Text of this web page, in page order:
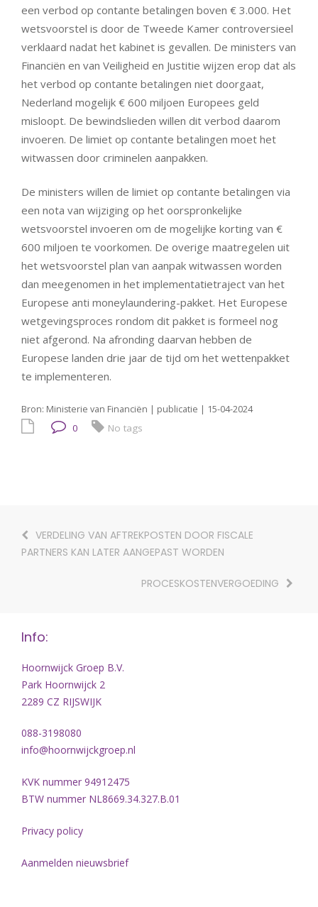
een verbod op contante betalingen boven € 3.000. Het
wetsvoorstel is door de Tweede Kamer controversieel
verklaard nadat het kabinet is gevallen. De ministers van
Financiën en van Veiligheid en Justitie wijzen erop dat als
het verbod op contante betalingen niet doorgaat,
Nederland mogelijk € 600 miljoen Europees geld
misloopt. De bewindslieden willen dit verbod daarom
invoeren. De limiet op contante betalingen moet het
witwassen door criminelen aanpakken.
De ministers willen de limiet op contante betalingen via
een nota van wijziging op het oorspronkelijke
wetsvoorstel invoeren om de mogelijke korting van €
600 miljoen te voorkomen. De overige maatregelen uit
het wetsvoorstel plan van aanpak witwassen worden
dan meegenomen in het implementatietraject van het
Europese anti moneylaundering-pakket. Het Europese
wetgevingsproces rondom dit pakket is formeel nog
niet afgerond. Na afronding daarvan hebben de
Europese landen drie jaar de tijd om het wettenpakket
te implementeren.
Bron: Ministerie van Financiën | publicatie | 15-04-2024
0 No tags
VERDELING VAN AFTREKPOSTEN DOOR FISCALE
PARTNERS KAN LATER AANGEPAST WORDEN
PROCESKOSTENVERGOEDING
Info:
Hoornwijck Groep B.V.
Park Hoornwijck 2
2289 CZ RIJSWIJK
088-3198080
info@hoornwijckgroep.nl
KVK nummer 94912475
BTW nummer NL8669.34.327.B.01
Privacy policy
Aanmelden nieuwsbrief